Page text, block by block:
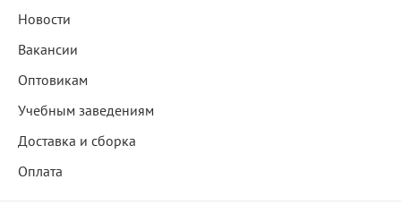
Новости
Вакансии
Оптовикам
Учебным заведениям
Доставка и сборка
Оплата